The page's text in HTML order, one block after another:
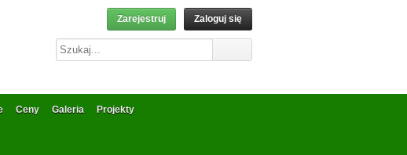
Zarejestruj Zaloguj się
Ceny Galeria Projekty